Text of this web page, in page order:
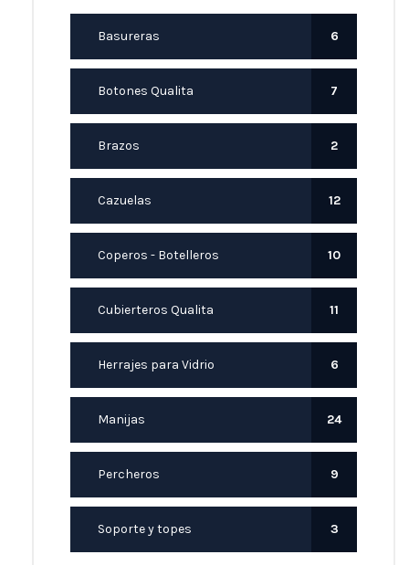
Basureras 6
Botones Qualita 7
Brazos 2
Cazuelas 12
Coperos - Botelleros 10
Cubierteros Qualita 11
Herrajes para Vidrio 6
Manijas 24
Percheros 9
Soporte y topes 3